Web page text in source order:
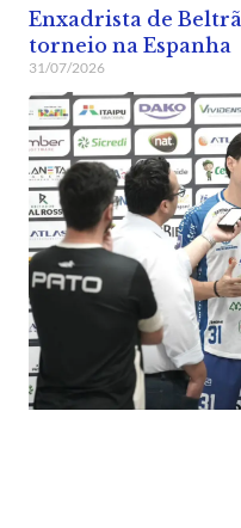
Enxadrista de
torneio na Espanha
31/07/2026